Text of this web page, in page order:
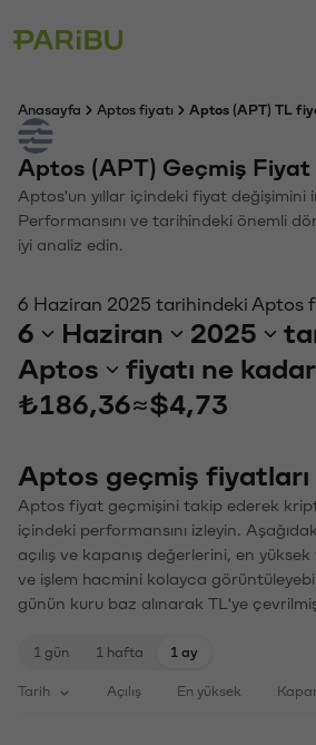
Anasayfa Aptos fiyatı Aptos (APT) TL
Aptos (APT) Geçmiş Fiyat
Aptos'un yıllar içindeki fiyat değişimini
Performansını ve tarihindeki önemli
iyi analiz edin.
6 Haziran 2025 tarihindeki Aptos
6 Haziran 2025
Aptos
fiyatı ne
₺186,36≈$4,73
Aptos geçmiş fiyatları
Aptos fiyat geçmişini takip ederek
içindeki performansını izleyin.
açılış ve kapanış değerlerini, en
ve işlem hacmini kolayca
günün kuru baz alınarak TL'ye
1 gün 1 hafta 1 ay
Tarih Açılış En yüksek